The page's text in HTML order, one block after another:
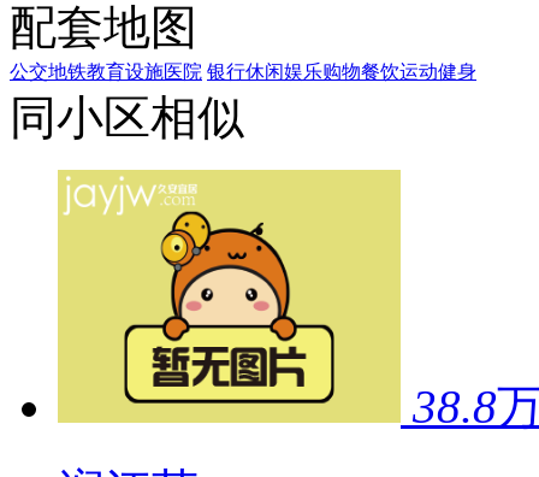
配套地图
公交地铁教育设施医院 银行休闲娱乐购物餐饮运动健身
同小区相似
38.8